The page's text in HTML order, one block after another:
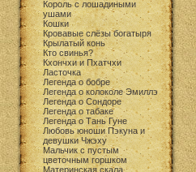
Король с лошадиными
ушами
Кошки
Кровавые слёзы богатыря
Крылатый конь
Кто свинья?
Кхончхи и Пхатчхи
Ласточка
Легенда о бобре
Легенда о колоколе Эмиллэ
Легенда о Сондоре
Легенда о табаке
Легенда о Тань Гуне
Любовь юноши Пэкуна и
девушки Чжэху
Мальчик с пустым
цветочным горшком
Материнская скала